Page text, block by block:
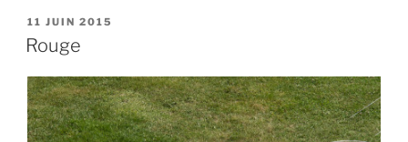
PUBLIÉ
LE
11 JUIN 2015
Rouge